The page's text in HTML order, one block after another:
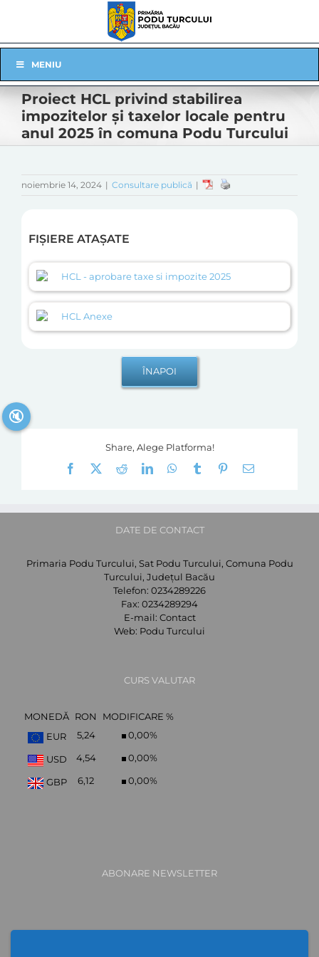
Navigation
MENIU
Proiect HCL privind stabilirea
impozitelor şi taxelor locale pentru
anul 2025 în comuna Podu Turcului
noiembrie 14, 2024 | Consultare publică |
FIȘIERE ATAȘATE
HCL - aprobare taxe si impozite 2025
HCL Anexe
Share, Alege Platforma!
Facebook
RedditLinkedInWhatsApp
Tumblr Pinterest
E-
DATE DE CONTACT
Primaria Podu Turcului, Sat Podu Turcului, Comuna Podu
Turcului, Județul Bacău
Telefon: 0234289226
Fax: 0234289294
E-mail: Contact
Web: Podu Turcului
CURS VALUTAR
MONEDĂ RON
MODIFICARE %
EUR
5,24 0,00%
USD 4,54 0,00%
GBP 6,12 0,00%
ABONARE NEWSLETTER
🔇